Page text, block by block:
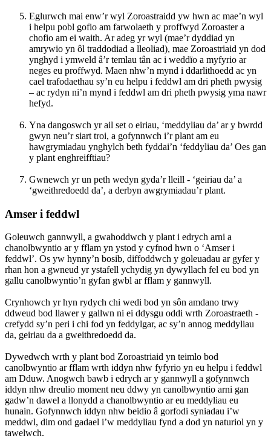
Eglurwch mai enw’r wyl Zoroastraidd yw hwn ac mae’n wyl
i helpu pobl gofio am farwolaeth y proffwyd Zoroaster a
chofio am ei waith. Ar adeg yr wyl (mae’r dyddiad yn
amrywio yn ôl traddodiad a lleoliad), mae Zoroastriaid yn dod
ynghyd i ymweld â’r temlau tân ac i weddïo a myfyrio ar
neges eu proffwyd. Maen nhw’n mynd i ddarlithoedd ac yn
cael trafodaethau sy’n eu helpu i feddwl am dri pheth pwysig
– ac rydyn ni’n mynd i feddwl am dri pheth pwysig yma nawr
hefyd.
Yna dangoswch yr ail set o eiriau, ‘meddyliau da’ ar y bwrdd
gwyn neu’r siart troi, a gofynnwch i’r plant am eu
hawgrymiadau ynghylch beth fyddai’n ‘feddyliau da’ Oes gan
y plant enghreifftiau?
Gwnewch yr un peth wedyn gyda’r lleill - ‘geiriau da’ a
‘gweithredoedd da’, a derbyn awgrymiadau’r plant.
Amser i feddwl
Goleuwch gannwyll, a gwahoddwch y plant i edrych arni a
chanolbwyntio ar y fflam yn ystod y cyfnod hwn o ‘Amser i
feddwl’. Os yw hynny’n bosib, diffoddwch y goleuadau ar gyfer y
rhan hon a gwneud yr ystafell ychydig yn dywyllach fel eu bod yn
gallu canolbwyntio’n gyfan gwbl ar fflam y gannwyll.
Crynhowch yr hyn rydych chi wedi bod yn sôn amdano trwy
ddweud bod llawer y gallwn ni ei ddysgu oddi wrth Zoroastraeth -
crefydd sy’n peri i chi fod yn feddylgar, ac sy’n annog meddyliau
da, geiriau da a gweithredoedd da.
Dywedwch wrth y plant bod Zoroastriaid yn teimlo bod
canolbwyntio ar fflam wrth iddyn nhw fyfyrio yn eu helpu i feddwl
am Dduw. Anogwch bawb i edrych ar y gannwyll a gofynnwch
iddyn nhw dreulio moment neu ddwy yn canolbwyntio arni gan
gadw’n dawel a llonydd a chanolbwyntio ar eu meddyliau eu
hunain. Gofynnwch iddyn nhw beidio â gorfodi syniadau i’w
meddwl, dim ond gadael i’w meddyliau fynd a dod yn naturiol yn y
tawelwch.